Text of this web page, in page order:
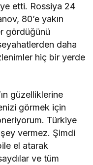
etti. Rossiya 24
80’e yakın
gördüğünü
daha
hiç bir yerde
güzelliklerine
görmek için
Türkiye
vermez. Şimdi
el atarak
ve tüm